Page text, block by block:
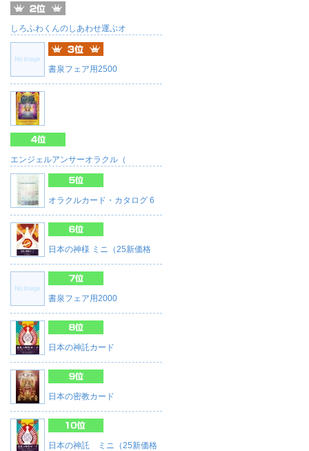
しろふわくんのしあわせ運ぶオ
書泉フェア用2500
エンジェルアンサーオラクル（
オラクルカード・カタログ 6
日本の神様 ミニ（25新価格
書泉フェア用2000
日本の神託カード
日本の密教カード
日本の神託 ミニ（25新価格